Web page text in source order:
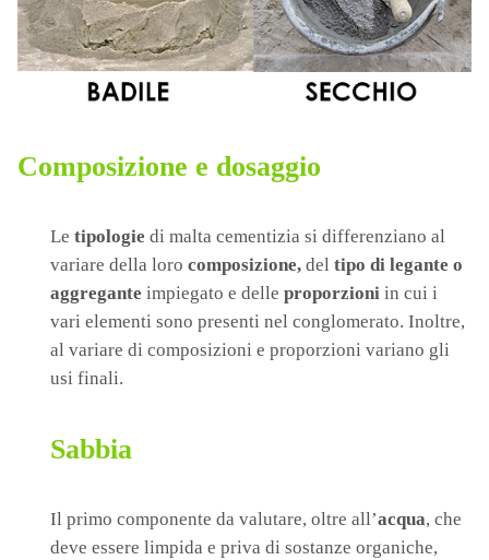
Composizione e dosaggio
Le tipologie di malta cementizia si differenziano al
variare della loro composizione, del tipo di legante o
aggregante impiegato e delle proporzioni in cui i
vari elementi sono presenti nel conglomerato. Inoltre,
al variare di composizioni e proporzioni variano gli
usi finali.
Sabbia
Il primo componente da valutare, oltre all’acqua, che
deve essere limpida e priva di sostanze organiche,